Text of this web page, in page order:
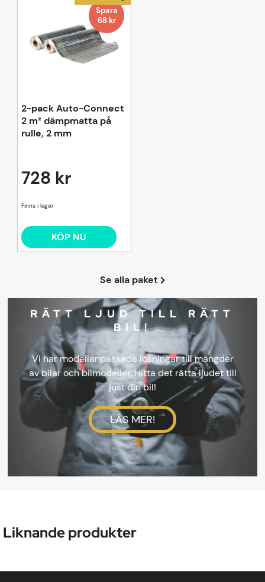
Omdöme
(0)
Den här produkten har inga recensioner.
Spara
68 kr
2-pack Auto-Connect
2 m² dämpmatta på
rulle, 2 mm
728 kr
KÖP NU
Se alla paket
RÄTT LJUD TILL RÄTT
BIL!
Vi har modellanpassade lösningar till mängder
av bilar och bilmodeller. Hitta det rätta ljudet till
just din bil!
LÄS MER!
Liknande produkter